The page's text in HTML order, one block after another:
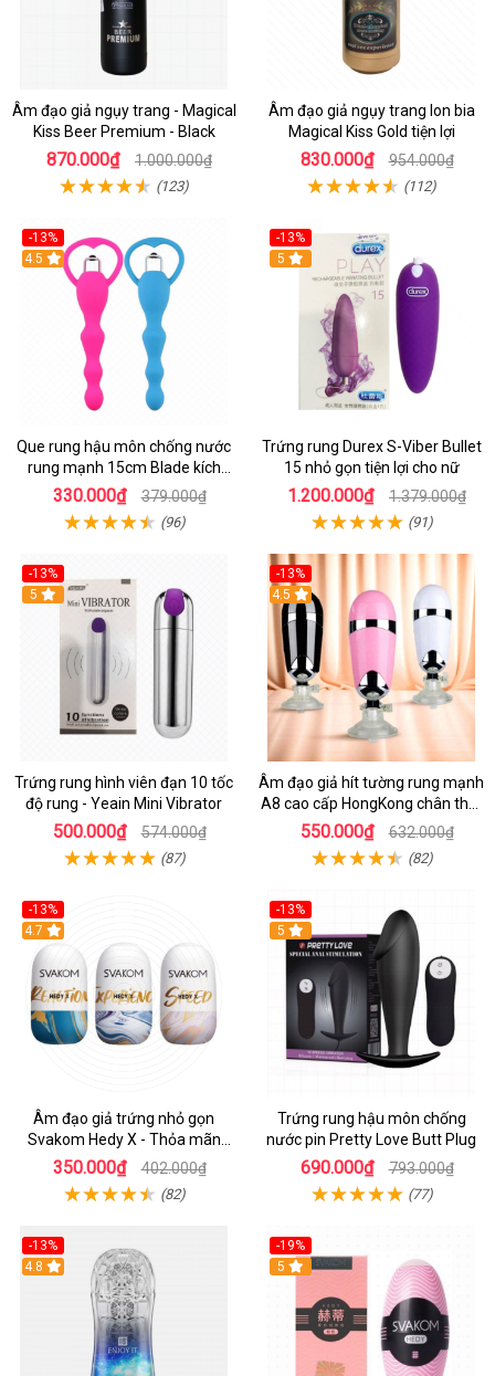
Âm đạo giả ngụy trang - Magical
Kiss Beer Premium - Black
870.000₫ 1.000.000₫
(123)
Âm đạo giả ngụy trang lon bia
Magical Kiss Gold tiện lợi
830.000₫ 954.000₫
(112)
-13%
Hot
4.5
Que rung hậu môn chống nước
rung mạnh 15cm Blade kích
thích mãnh liệt
330.000₫ 379.000₫
(96)
-13%
Hot
5
Trứng rung Durex S-Viber Bullet
15 nhỏ gọn tiện lợi cho nữ
1.200.000₫ 1.379.000₫
(91)
-13%
Hot
5
Trứng rung hình viên đạn 10 tốc
độ rung - Yeain Mini Vibrator
500.000₫ 574.000₫
(87)
-13%
Hot
4.5
Âm đạo giả hít tường rung mạnh
A8 cao cấp HongKong chân thật
tinh tế
550.000₫ 632.000₫
(82)
-13%
Hot
4.7
Âm đạo giả trứng nhỏ gọn
Svakom Hedy X - Thỏa mãn
ham muốn, dễ mang theo
350.000₫ 402.000₫
(82)
-13%
Hot
5
Trứng rung hậu môn chống
nước pin Pretty Love Butt Plug
690.000₫ 793.000₫
(77)
-13%
Hot
4.8
-19%
Hot
5